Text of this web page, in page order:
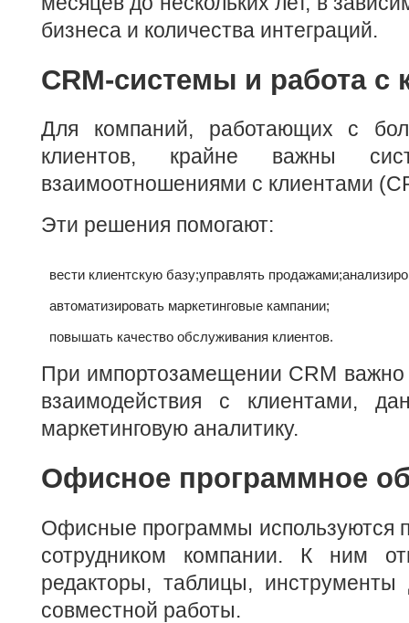
бизнеса и количества интеграций.
CRM-системы и работа с
Для компаний, работающих с
клиентов, крайне важны
взаимоотношениями с клиентами
Эти решения помогают:
вести клиентскую базу;управлять продажами;
автоматизировать маркетинговые кампании;
повышать качество обслуживания клиентов.
При импортозамещении CRM важно
взаимодействия с клиентами,
маркетинговую аналитику.
Офисное программное
Офисные программы используются
сотрудником компании. К ним
редакторы, таблицы, инструменты
совместной работы.